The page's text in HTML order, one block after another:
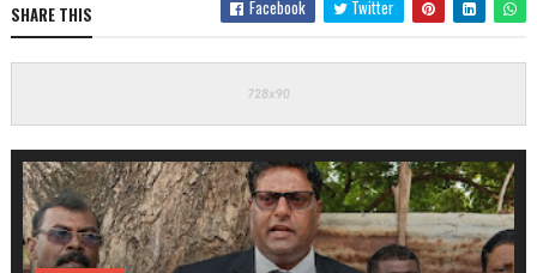
SHARE THIS Facebook Twitter